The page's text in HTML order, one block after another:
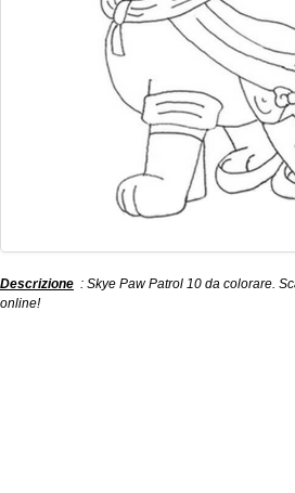
Descrizione : Skye Paw Patrol 10 da colorare.
online!